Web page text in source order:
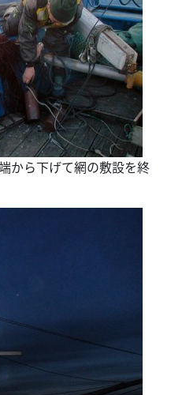
から下げて網の敷設を終